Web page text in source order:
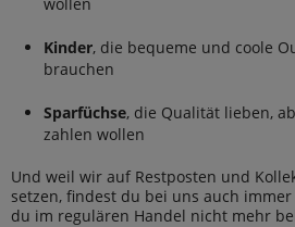
Kinder, die bequeme und coole
brauchen
Sparfüchse, die Qualität lieben,
zahlen wollen
Und weil wir auf Restposten und
setzen, findest du bei uns auch
du im regulären Handel nicht mehr